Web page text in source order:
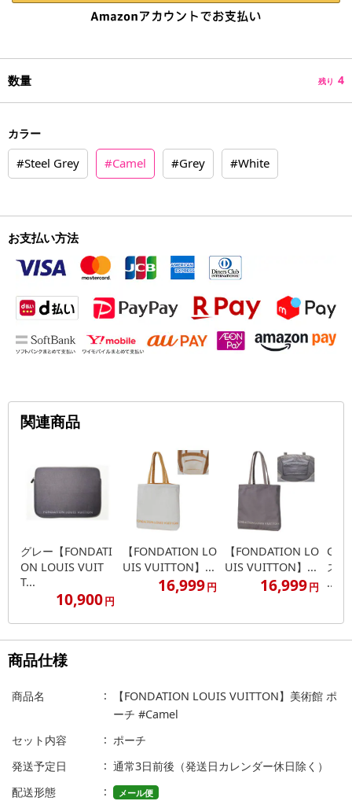
数量 残り 4
カラー
#Steel Grey #Camel #Grey #White
お支払い方法
関連商品
グレー【FONDATI
ON LOUIS VUIT
T...
10,900円
【FONDATION LO
UIS VUITTON】...
16,999円
【FONDATION LO
UIS VUITTON】...
16,999円
ス
...
商品仕様
商品名
【FONDATION LOUIS VUITTON】美術館 ポ
ーチ #Camel
セット内容
ポーチ
発送予定日
通常3日前後（発送日カレンダー休日除く）
配送形態
メール便